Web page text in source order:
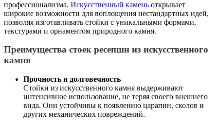
профессионализма. Искусственный камень открывает
широкие возможности для воплощения нестандартных идей,
позволяя изготавливать стойки с уникальными формами,
текстурами и орнаментом природного камня.
Преимущества стоек ресепшн из искусственного
камня
Прочность и долговечность
Стойки из искусственного камня выдерживают
интенсивное использование, не теряя своего внешнего
вида. Они устойчивы к появлению царапин, сколов и
других механических повреждений.